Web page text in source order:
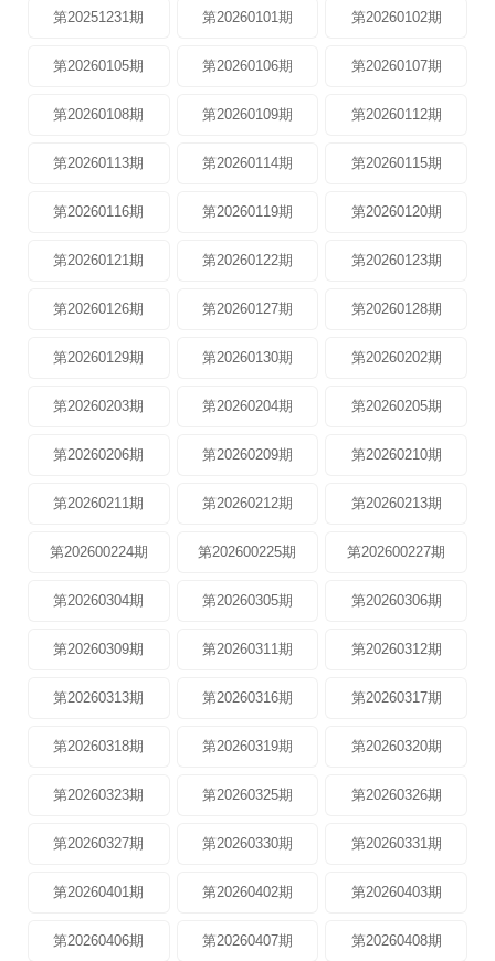
第20251231期 第20260101期 第20260102期
第20260105期 第20260106期 第20260107期
第20260108期 第20260109期 第20260112期
第20260113期 第20260114期 第20260115期
第20260116期 第20260119期 第20260120期
第20260121期 第20260122期 第20260123期
第20260126期 第20260127期 第20260128期
第20260129期 第20260130期 第20260202期
第20260203期 第20260204期 第20260205期
第20260206期 第20260209期 第20260210期
第20260211期 第20260212期 第20260213期
第202600224期 第202600225期 第202600227期
第20260304期 第20260305期 第20260306期
第20260309期 第20260311期 第20260312期
第20260313期 第20260316期 第20260317期
第20260318期 第20260319期 第20260320期
第20260323期 第20260325期 第20260326期
第20260327期 第20260330期 第20260331期
第20260401期 第20260402期 第20260403期
第20260406期 第20260407期 第20260408期